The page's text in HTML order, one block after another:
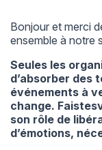
Bonjour et merci
ensemble à notre
Seules les
d’absorber des
événements à
change.
son rôle de
d’émotions,